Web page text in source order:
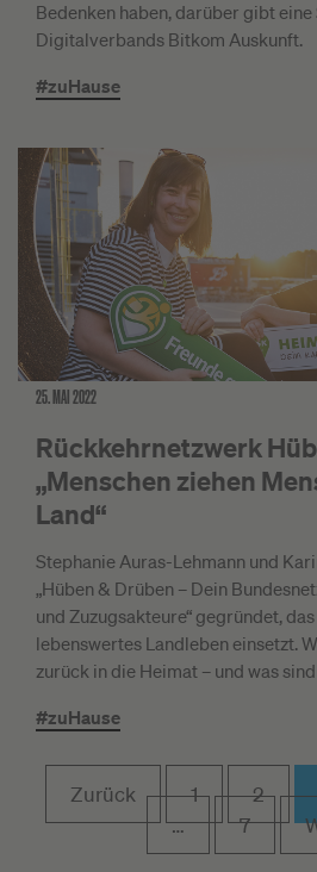
Bedenken haben, darüber gibt
Digitalverbands Bitkom Auskunft.
#zuHause
25. MAI 2022
Rückkehrnetzwerk
„Menschen ziehen
Land“
Stephanie Auras-Lehmann und
„Hüben & Drüben – Dein
und Zuzugsakteure“ gegründet,
lebenswertes Landleben einsetzt.
zurück in die Heimat – und was
#zuHause
Zurück 1 2
…
7